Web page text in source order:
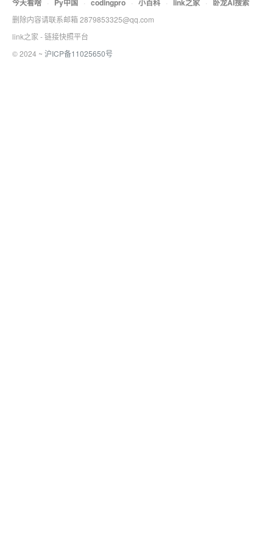
今天看啥 · Py中国 · codingpro · 小百科 · link之家 · 卧龙AI搜索
删除内容请联系邮箱 2879853325@qq.com
link之家 - 链接快照平台
© 2024 ~ 沪ICP备11025650号